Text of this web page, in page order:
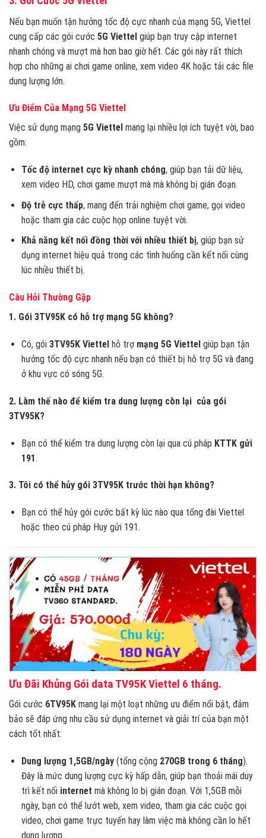
Nếu bạn muốn tận hưởng tốc độ cực nhanh của mạng 5G, Viettel
cung cấp các gói cước 5G Viettel giúp bạn truy cập internet
nhanh chóng và mượt mà hơn bao giờ hết. Các gói này rất thích
hợp cho những ai chơi game online, xem video 4K hoặc tải các file
dung lượng lớn.
Ưu Điểm Của Mạng 5G Viettel
Việc sử dụng mạng 5G Viettel mang lại nhiều lợi ích tuyệt vời, bao
gồm:
Tốc độ internet cực kỳ nhanh chóng, giúp bạn tải dữ liệu,
xem video HD, chơi game mượt mà mà không bị gián đoạn.
Độ trễ cực thấp, mang đến trải nghiệm chơi game, gọi video
hoặc tham gia các cuộc họp online tuyệt vời.
Khả năng kết nối đồng thời với nhiều thiết bị, giúp bạn sử
dụng internet hiệu quả trong các tình huống cần kết nối cùng
lúc nhiều thiết bị.
Câu Hỏi Thường Gặp
1. Gói 3TV95K có hỗ trợ mạng 5G không?
Có, gói 3TV95K Viettelhỗ trợ mạng 5G Viettelgiúp bạn tận
hưởng tốc độ cực nhanh nếu bạn có thiết bị hỗ trợ 5G và đang
ở khu vực có sóng 5G.
2. Làm thế nào để kiểm tra dung lượng còn lại của gói
3TV95K?
Bạn có thể kiểm tra dung lượng còn lại qua cú pháp KTTK gửi
191.
3. Tôi có thể hủy gói 3TV95K trước thời hạn không?
Bạn có thể hủy gói cước bất kỳ lúc nào qua tổng đài Viettel
hoặc theo cú pháp Huy gửi 191.
Ưu Đãi Khủng Gói data TV95K Viettel 6 tháng.
Gói cước 6TV95K mang lại một loạt những ưu điểm nổi bật, đảm
bảo sẽ đáp ứng nhu cầu sử dụng internet và giải trí của bạn một
cách tốt nhất:
Dung lượng 1,5GB/ngày(tổng cộng 270GB trong 6 tháng).
Đây là mức dung lượng cực kỳ hấp dẫn, giúp bạn thoải mái duy
trì kết nối internet mà không lo bị gián đoạn. Với 1,5GB mỗi
ngày, bạn có thể lướt web, xem video, tham gia các cuộc gọi
video, chơi game trực tuyến hay làm việc mà không cần lo hết
dung lượng.